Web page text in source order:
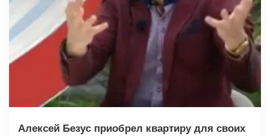
Алексей Безус приобрел квартиру для своих